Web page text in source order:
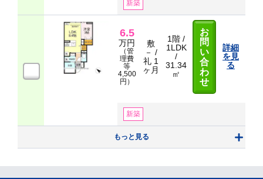
新築
6.5
万円
（管
理費
等
4,500
円）
敷
－ /
礼 1
ヶ月
1階 /
1LDK
/
31.34
㎡
お
問
い
合
わ
せ
詳細
を見
る
新築
もっと見る